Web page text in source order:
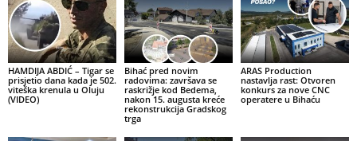
HAMDIJA ABDIĆ – Tigar se
prisjetio dana kada je 502.
viteška krenula u Oluju
(VIDEO)
Bihać pred novim
radovima: završava se
raskrižje kod Bedema,
nakon 15. augusta kreće
rekonstrukcija Gradskog
trga
ARAS Production
nastavlja rast: Otvoren
konkurs za nove CNC
operatere u Bihaću